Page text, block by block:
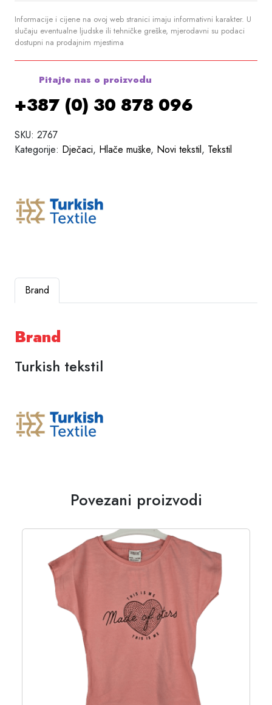
Informacije i cijene na ovoj web stranici imaju informativni karakter. U
slučaju eventualne ljudske ili tehničke greške, mjerodavni su podaci
dostupni na prodajnim mjestima
Pitajte nas o proizvodu
+387 (0) 30 878 096
SKU: 2767
Kategorije: Dječaci, Hlače muške, Novi tekstil, Tekstil
Brand
Brand
Turkish tekstil
Povezani proizvodi